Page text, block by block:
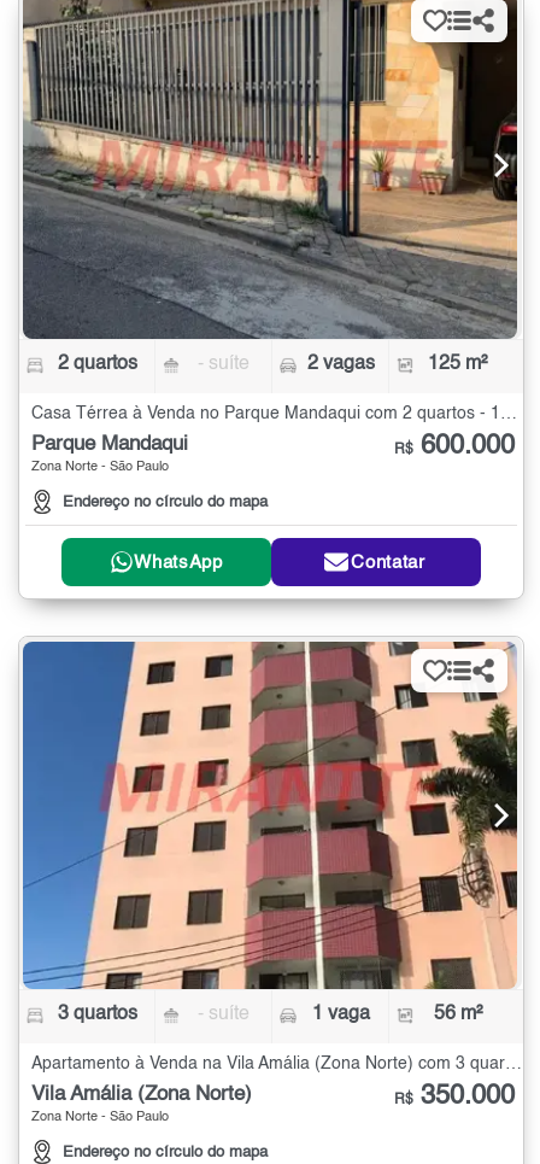
2 quartos - suíte 2 vagas 125 m²
Casa Térrea à Venda no Parque Mandaqui com 2 quartos - 125 m²
Parque Mandaqui
Zona Norte - São Paulo
Endereço no círculo do mapa
R$ 600.000
WhatsApp Contatar
3 quartos - suíte 1 vaga 56 m²
Apartamento à Venda na Vila Amália (Zona Norte) com 3 quartos - 56 m²
Vila Amália (Zona Norte)
Zona Norte - São Paulo
Endereço no círculo do mapa
R$ 350.000